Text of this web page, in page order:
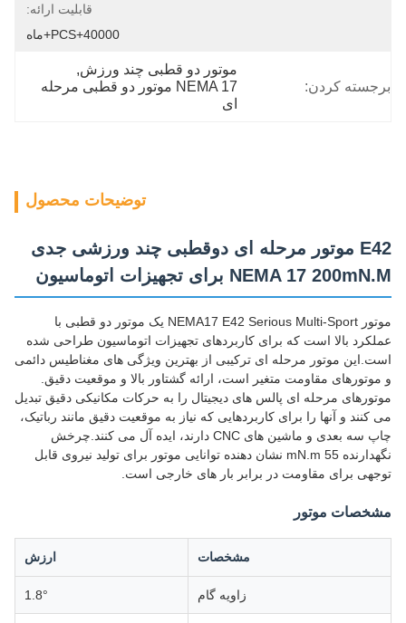
قابلیت ارائه:
40000+PCS+ماه
برجسته کردن:
موتور دو قطبی چند ورزش ,
NEMA 17 موتور دو قطبی مرحله
ای
توضیحات محصول
E42 موتور مرحله ای دوقطبی چند ورزشی جدی
NEMA 17 200mN.M برای تجهیزات اتوماسیون
موتور NEMA17 E42 Serious Multi-Sport یک موتور دو قطبی با
عملکرد بالا است که برای کاربردهای تجهیزات اتوماسیون طراحی شده
است.این موتور مرحله ای ترکیبی از بهترین ویژگی های مغناطیس دائمی
و موتورهای مقاومت متغیر است، ارائه گشتاور بالا و موقعیت دقیق.
موتورهای مرحله ای پالس های دیجیتال را به حرکات مکانیکی دقیق تبدیل
می کنند و آنها را برای کاربردهایی که نیاز به موقعیت دقیق مانند رباتیک،
چاپ سه بعدی و ماشین های CNC دارند، ایده آل می کنند.چرخش
نگهدارنده 55 mN.m نشان دهنده توانایی موتور برای تولید نیروی قابل
توجهی برای مقاومت در برابر بار های خارجی است.
مشخصات موتور
مشخصات ارزش
زاویه گام 1.8°